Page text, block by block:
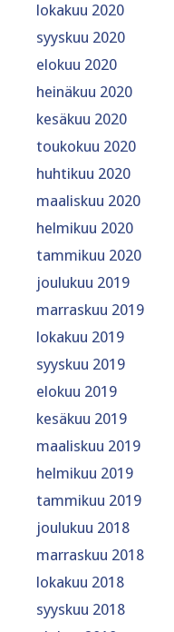
lokakuu 2020
syyskuu 2020
elokuu 2020
heinäkuu 2020
kesäkuu 2020
toukokuu 2020
huhtikuu 2020
maaliskuu 2020
helmikuu 2020
tammikuu 2020
joulukuu 2019
marraskuu 2019
lokakuu 2019
syyskuu 2019
elokuu 2019
kesäkuu 2019
maaliskuu 2019
helmikuu 2019
tammikuu 2019
joulukuu 2018
marraskuu 2018
lokakuu 2018
syyskuu 2018